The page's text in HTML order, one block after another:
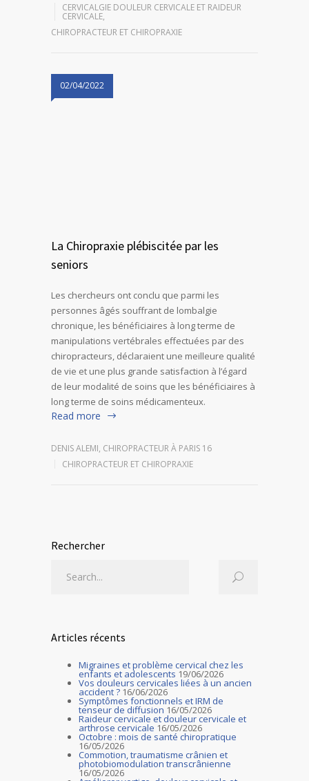
CERVICALGIE DOULEUR CERVICALE ET RAIDEUR
CERVICALE,
CHIROPRACTEUR ET CHIROPRAXIE
02/04/2022
La Chiropraxie plébiscitée par les
seniors
Les chercheurs ont conclu que parmi les
personnes âgés souffrant de lombalgie
chronique, les bénéficiaires à long terme de
manipulations vertébrales effectuées par des
chiropracteurs, déclaraient une meilleure qualité
de vie et une plus grande satisfaction à l’égard
de leur modalité de soins que les bénéficiaires à
long terme de soins médicamenteux.
Read more
DENIS ALEMI, CHIROPRACTEUR À PARIS 16
CHIROPRACTEUR ET CHIROPRAXIE
Rechercher
Articles récents
Migraines et problème cervical chez les
enfants et adolescents 19/06/2026
Vos douleurs cervicales liées à un ancien
accident ? 16/06/2026
Symptômes fonctionnels et IRM de
tenseur de diffusion 16/05/2026
Raideur cervicale et douleur cervicale et
arthrose cervicale 16/05/2026
Octobre : mois de santé chiropratique
16/05/2026
Commotion, traumatisme crânien et
photobiomodulation transcrânienne
16/05/2026